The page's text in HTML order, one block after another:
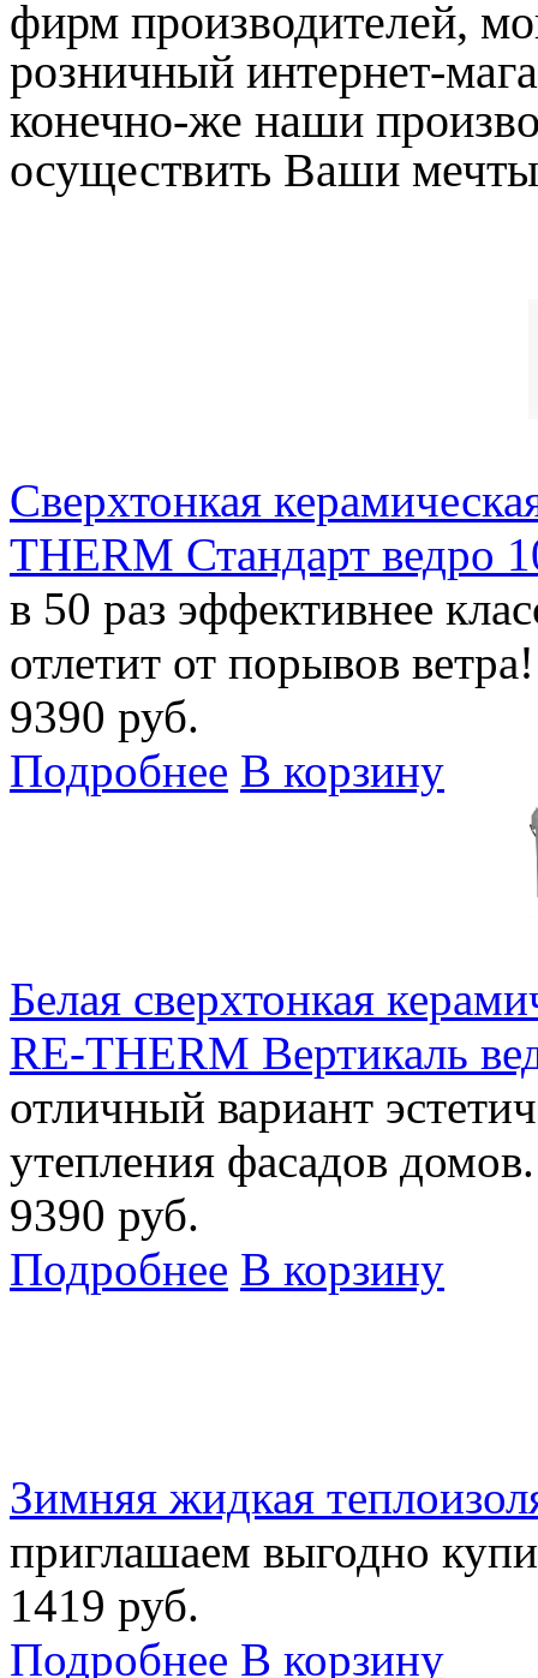
фирм производителей,
розничный интернет-
конечно-же наши
осуществить Ваши
Сверхтонкая
THERM Стандарт ведро
в 50 раз эффективнее
отлетит от порывов ветра!
9390 руб.
Подробнее В корзину
Белая сверхтонкая
RE-THERM Вертикаль
отличный вариант
утепления фасадов домов.
9390 руб.
Подробнее В корзину
Зимняя жидкая
приглашаем выгодно
1419 руб.
Подробнее В корзину